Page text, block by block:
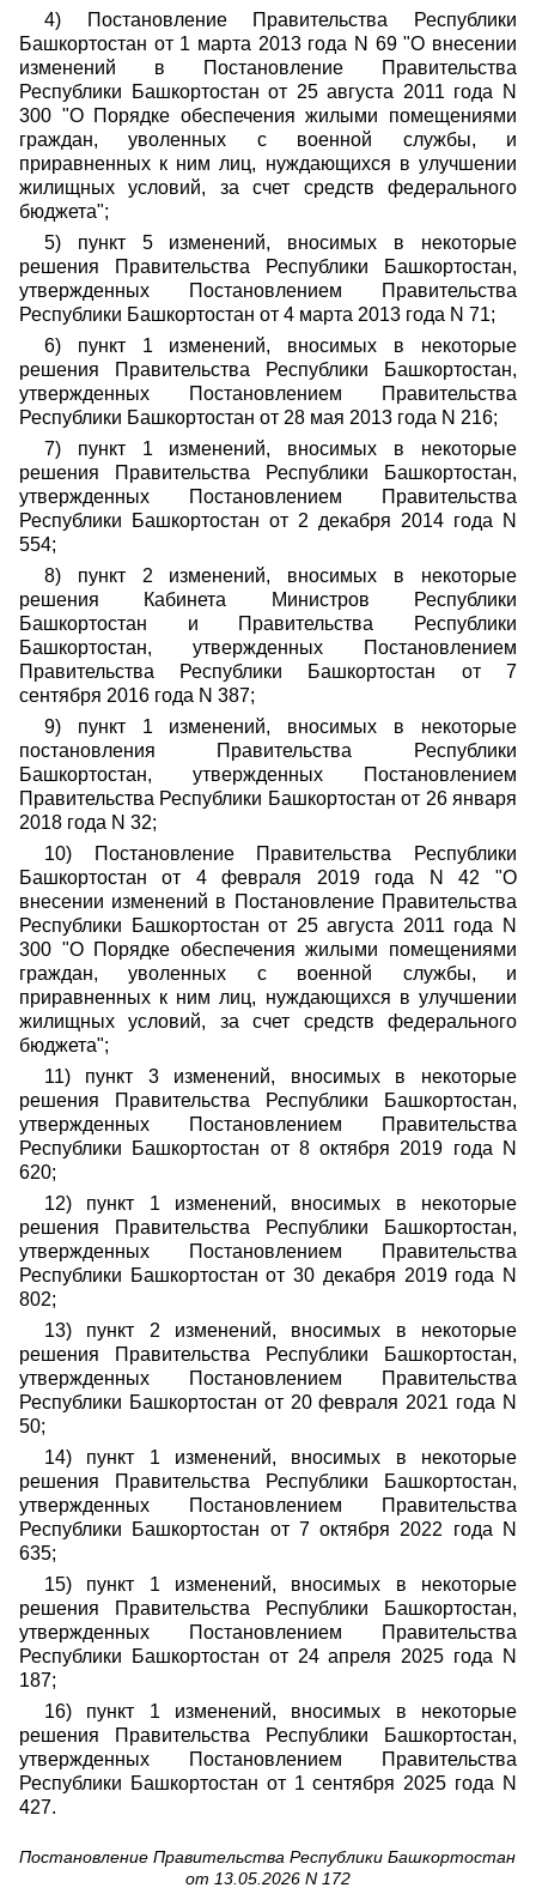
4) Постановление Правительства Республики
Башкортостан от 1 марта 2013 года N 69 "О внесении
изменений в Постановление Правительства
Республики Башкортостан от 25 августа 2011 года N
300 "О Порядке обеспечения жилыми помещениями
граждан, уволенных с военной службы, и
приравненных к ним лиц, нуждающихся в улучшении
жилищных условий, за счет средств федерального
бюджета";
5) пункт 5 изменений, вносимых в некоторые
решения Правительства Республики Башкортостан,
утвержденных Постановлением Правительства
Республики Башкортостан от 4 марта 2013 года N 71;
6) пункт 1 изменений, вносимых в некоторые
решения Правительства Республики Башкортостан,
утвержденных Постановлением Правительства
Республики Башкортостан от 28 мая 2013 года N 216;
7) пункт 1 изменений, вносимых в некоторые
решения Правительства Республики Башкортостан,
утвержденных Постановлением Правительства
Республики Башкортостан от 2 декабря 2014 года N
554;
8) пункт 2 изменений, вносимых в некоторые
решения Кабинета Министров Республики
Башкортостан и Правительства Республики
Башкортостан, утвержденных Постановлением
Правительства Республики Башкортостан от 7
сентября 2016 года N 387;
9) пункт 1 изменений, вносимых в некоторые
постановления Правительства Республики
Башкортостан, утвержденных Постановлением
Правительства Республики Башкортостан от 26 января
2018 года N 32;
10) Постановление Правительства Республики
Башкортостан от 4 февраля 2019 года N 42 "О
внесении изменений в Постановление Правительства
Республики Башкортостан от 25 августа 2011 года N
300 "О Порядке обеспечения жилыми помещениями
граждан, уволенных с военной службы, и
приравненных к ним лиц, нуждающихся в улучшении
жилищных условий, за счет средств федерального
бюджета";
11) пункт 3 изменений, вносимых в некоторые
решения Правительства Республики Башкортостан,
утвержденных Постановлением Правительства
Республики Башкортостан от 8 октября 2019 года N
620;
12) пункт 1 изменений, вносимых в некоторые
решения Правительства Республики Башкортостан,
утвержденных Постановлением Правительства
Республики Башкортостан от 30 декабря 2019 года N
802;
13) пункт 2 изменений, вносимых в некоторые
решения Правительства Республики Башкортостан,
утвержденных Постановлением Правительства
Республики Башкортостан от 20 февраля 2021 года N
50;
14) пункт 1 изменений, вносимых в некоторые
решения Правительства Республики Башкортостан,
утвержденных Постановлением Правительства
Республики Башкортостан от 7 октября 2022 года N
635;
15) пункт 1 изменений, вносимых в некоторые
решения Правительства Республики Башкортостан,
утвержденных Постановлением Правительства
Республики Башкортостан от 24 апреля 2025 года N
187;
16) пункт 1 изменений, вносимых в некоторые
решения Правительства Республики Башкортостан,
утвержденных Постановлением Правительства
Республики Башкортостан от 1 сентября 2025 года N
427.
Постановление Правительства Республики Башкортостан
от 13.05.2026 N 172